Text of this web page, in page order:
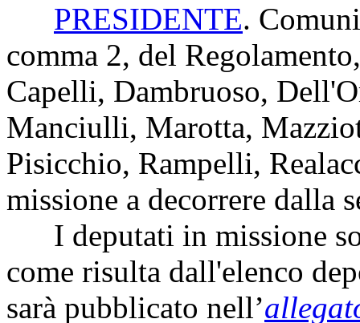
PRESIDENTE.
comma 2, del
Capelli, Dambruoso,
Manciulli, Marotta,
Pisicchio, Rampelli,
missione a decorrere dalla
I deputati in missione
come risulta dall'elenco
sarà pubblicato nell’